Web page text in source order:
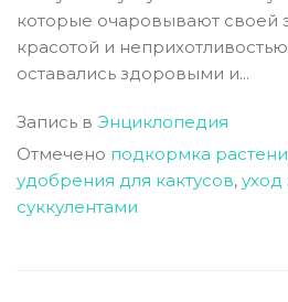
которые очаровывают своей
красотой и
оставались здоровыми и...
Запись в Энциклопедия
Отмечено подкормка
удобрения для кактусов, уход
суккулентами